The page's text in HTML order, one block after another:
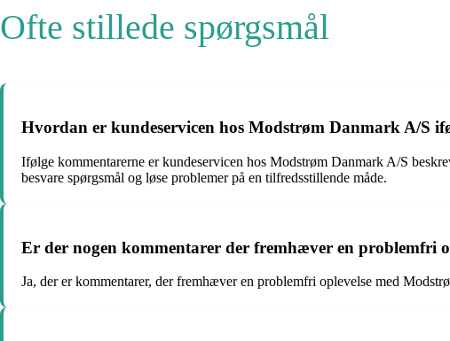
Ofte stillede spørgsmål
Hvordan er kundeservicen hos Modstrøm Danmark A/S
Ifølge kommentarerne er kundeservicen hos Modstrøm Danmark A/S
besvare spørgsmål og løse problemer på en tilfredsstillende måde.
Er der nogen kommentarer der fremhæver en problemfri
Ja, der er kommentarer, der fremhæver en problemfri oplevelse med